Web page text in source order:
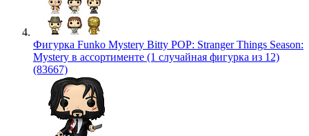
Фигурка Funko Mystery Bitty POP: Stranger Things Season:
Mystery в ассортименте (1 случайная фигурка из 12)
(83667)